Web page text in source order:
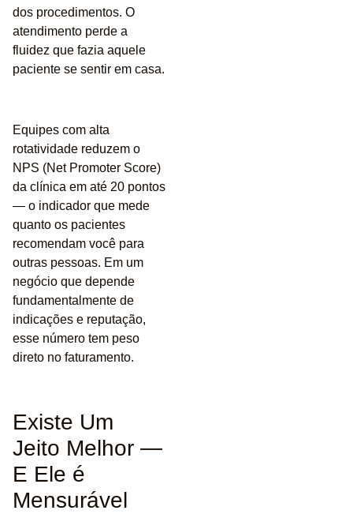
dos procedimentos. O
atendimento perde a
fluidez que fazia aquele
paciente se sentir em casa.
Equipes com alta
rotatividade reduzem o
NPS (Net Promoter Score)
da clínica em até 20 pontos
— o indicador que mede
quanto os pacientes
recomendam você para
outras pessoas. Em um
negócio que depende
fundamentalmente de
indicações e reputação,
esse número tem peso
direto no faturamento.
Existe Um
Jeito Melhor —
E Ele é
Mensurável